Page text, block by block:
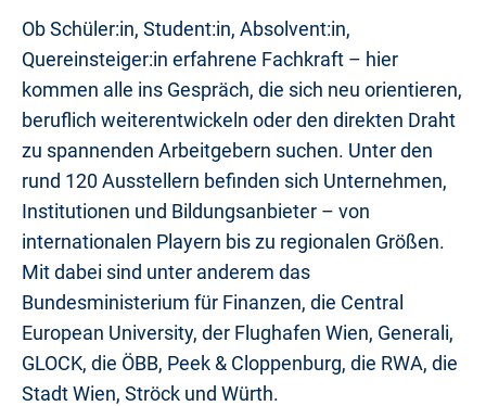
Ob Schüler:in, Student:in, Absolvent:in,
Quereinsteiger:in erfahrene Fachkraft – hier
kommen alle ins Gespräch, die sich neu orientieren,
beruflich weiterentwickeln oder den direkten Draht
zu spannenden Arbeitgebern suchen. Unter den
rund 120 Ausstellern befinden sich Unternehmen,
Institutionen und Bildungsanbieter – von
internationalen Playern bis zu regionalen Größen.
Mit dabei sind unter anderem das
Bundesministerium für Finanzen, die Central
European University, der Flughafen Wien, Generali,
GLOCK, die ÖBB, Peek & Cloppenburg, die RWA, die
Stadt Wien, Ströck und Würth.